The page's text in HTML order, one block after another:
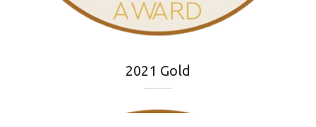
2021 Gold